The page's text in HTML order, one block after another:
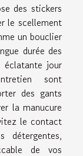
des stickers
le scellement
un bouclier
durée des
éclatante jour
sont
des gants
la manucure
le contact
détergentes,
de vos